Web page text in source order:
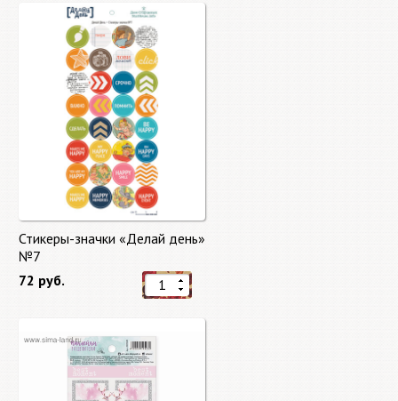
Стикеры-значки «Делай день»
№7
72 руб.